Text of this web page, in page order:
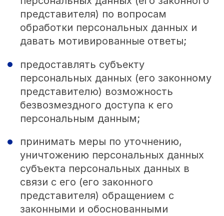
представителя) по вопросам
обработки персональных данных и
давать мотивированные ответы;
предоставлять субъекту
персональных данных (его законному
представителю) возможность
безвозмездного доступа к его
персональным данным;
принимать меры по уточнению,
уничтожению персональных данных
субъекта персональных данных в
связи с его (его законного
представителя) обращением с
законными и обоснованными